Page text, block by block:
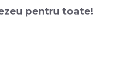
pentru toate!